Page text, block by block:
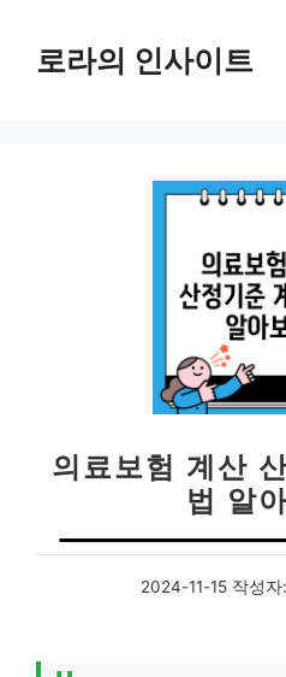
로라의 인사이트
의료보험 계산
법 알
2024-11-15 작성자: